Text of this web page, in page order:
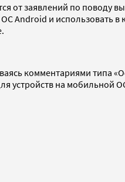
от заявлений по поводу
Android и использовать
комментариями типа
устройств на мобильной